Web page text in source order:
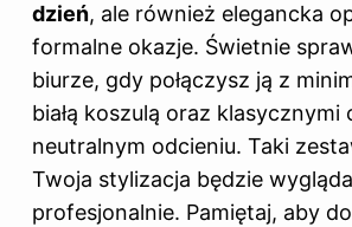
dzień, ale również elegancka
formalne okazje. Świetnie
biurze, gdy połączysz ją z
białą koszulą oraz klasycznymi
neutralnym odcieniu. Taki
Twoja stylizacja będzie
profesjonalnie. Pamiętaj, aby